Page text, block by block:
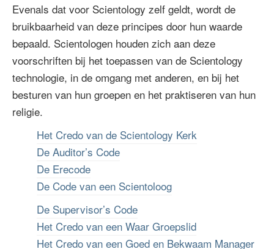
Evenals dat voor Scientology zelf geldt, wordt de
bruikbaarheid van deze principes door hun waarde
bepaald. Scientologen houden zich aan deze
voorschriften bij het toepassen van de Scientology
technologie, in de omgang met anderen, en bij het
besturen van hun groepen en het praktiseren van hun
religie.
Het Credo van de Scientology Kerk
De Auditor’s Code
De Erecode
De Code van een Scientoloog
De Supervisor’s Code
Het Credo van een Waar Groepslid
Het Credo van een Goed en Bekwaam Manager